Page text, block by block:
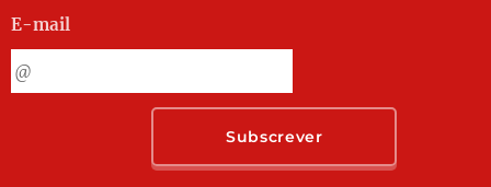
E-mail
Subscrever